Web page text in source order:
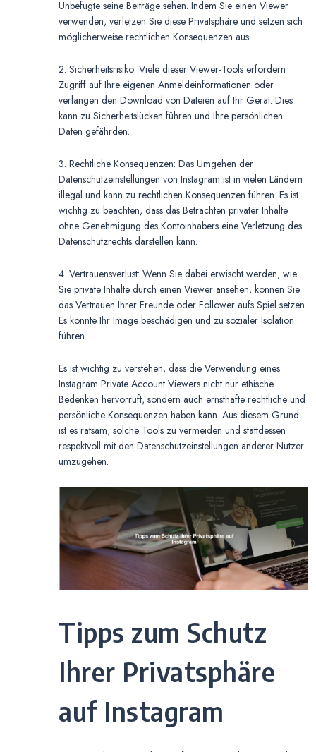
Unbefugte seine Beiträge sehen. Indem Sie einen Viewer
verwenden, verletzen Sie diese Privatsphäre und setzen sich
möglicherweise rechtlichen Konsequenzen aus.
2. Sicherheitsrisiko: Viele dieser Viewer-Tools erfordern
Zugriff auf Ihre eigenen Anmeldeinformationen oder
verlangen den Download von Dateien auf Ihr Gerät. Dies
kann zu Sicherheitslücken führen und Ihre persönlichen
Daten gefährden.
3. Rechtliche Konsequenzen: Das Umgehen der
Datenschutzeinstellungen von Instagram ist in vielen Ländern
illegal und kann zu rechtlichen Konsequenzen führen. Es ist
wichtig zu beachten, dass das Betrachten privater Inhalte
ohne Genehmigung des Kontoinhabers eine Verletzung des
Datenschutzrechts darstellen kann.
4. Vertrauensverlust: Wenn Sie dabei erwischt werden, wie
Sie private Inhalte durch einen Viewer ansehen, können Sie
das Vertrauen Ihrer Freunde oder Follower aufs Spiel setzen.
Es könnte Ihr Image beschädigen und zu sozialer Isolation
führen.
Es ist wichtig zu verstehen, dass die Verwendung eines
Instagram Private Account Viewers nicht nur ethische
Bedenken hervorruft, sondern auch ernsthafte rechtliche und
persönliche Konsequenzen haben kann. Aus diesem Grund
ist es ratsam, solche Tools zu vermeiden und stattdessen
respektvoll mit den Datenschutzeinstellungen anderer Nutzer
umzugehen.
Tipps zum Schutz
Ihrer Privatsphäre
auf Instagram